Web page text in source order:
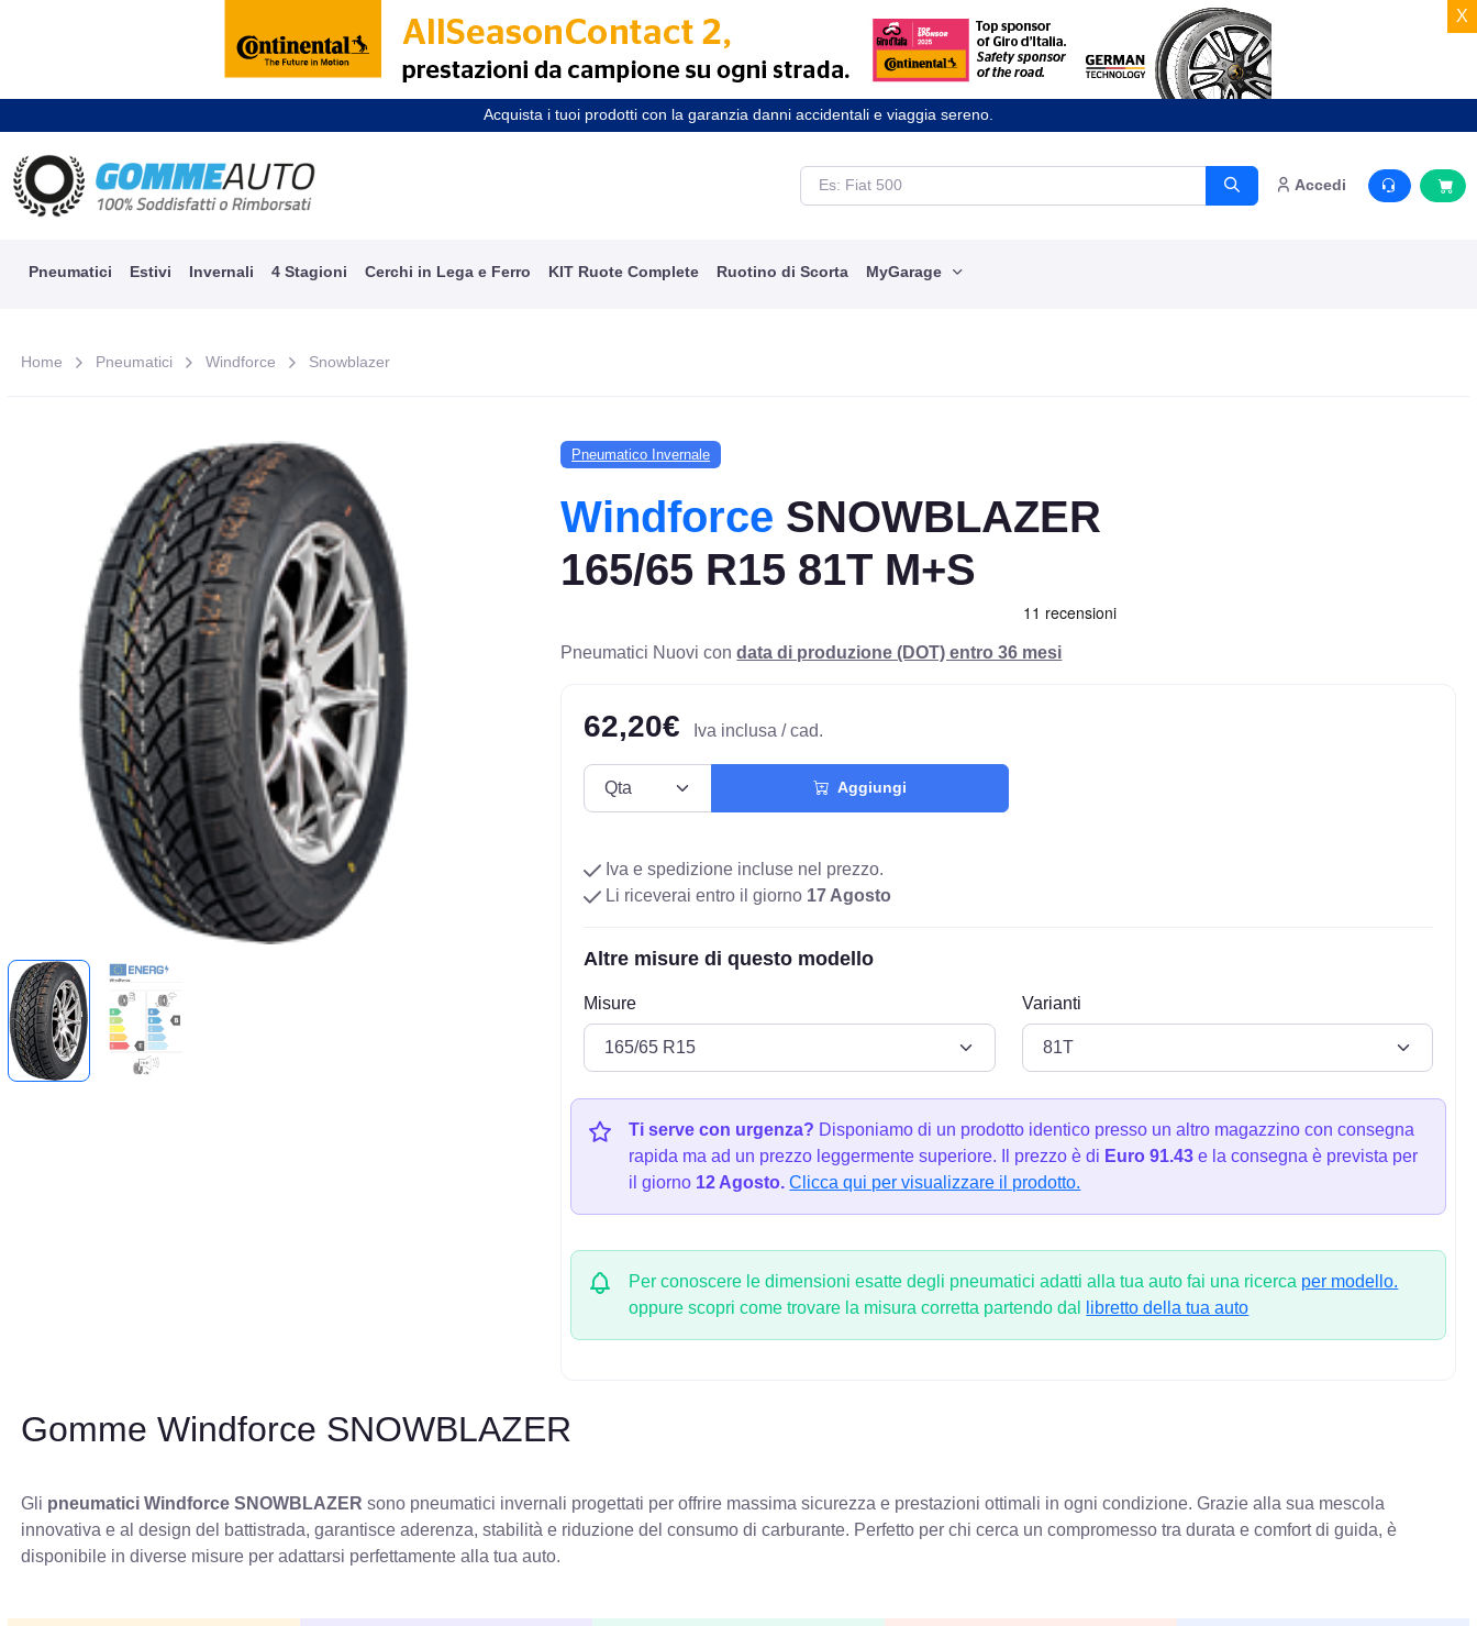
X
Acquista i tuoi prodotti con la garanzia danni accidentali e viaggia sereno.
Accedi
Pneumatici Estivi Invernali 4 Stagioni Cerchi in Lega e Ferro KIT Ruote Complete Ruotino di Scorta MyGarage
Home Pneumatici Windforce Snowblazer
Pneumatico Invernale
Windforce SNOWBLAZER
165/65 R15 81T M+S
Pneumatici Nuovi condata di produzione (DOT) entro 36 mesi
62,20€ Iva inclusa / cad.
Aggiungi
Iva e spedizione incluse nel prezzo.
Li riceverai entro il giorno 17 Agosto
Altre misure di questo modello
Misure Varianti
Ti serve con urgenza? Disponiamo di un prodotto identico presso un altro magazzino con consegna
rapida ma ad un prezzo leggermente superiore. Il prezzo è di Euro 91.43 e la consegna è prevista per
il giorno 12 Agosto. Clicca qui per visualizzare il prodotto.
Per conoscere le dimensioni esatte degli pneumatici adatti alla tua auto fai una ricerca per modello.
oppure scopri come trovare la misura corretta partendo dal
libretto della tua auto
Gomme Windforce SNOWBLAZER
Gli pneumatici Windforce SNOWBLAZER sono pneumatici invernali progettati per offrire massima sicurezza e prestazioni ottimali in ogni condizione. Grazie alla sua mescola
innovativa e al design del battistrada, garantisce aderenza, stabilità e riduzione del consumo di carburante. Perfetto per chi cerca un compromesso tra durata e comfort di guida, è
disponibile in diverse misure per adattarsi perfettamente alla tua auto.